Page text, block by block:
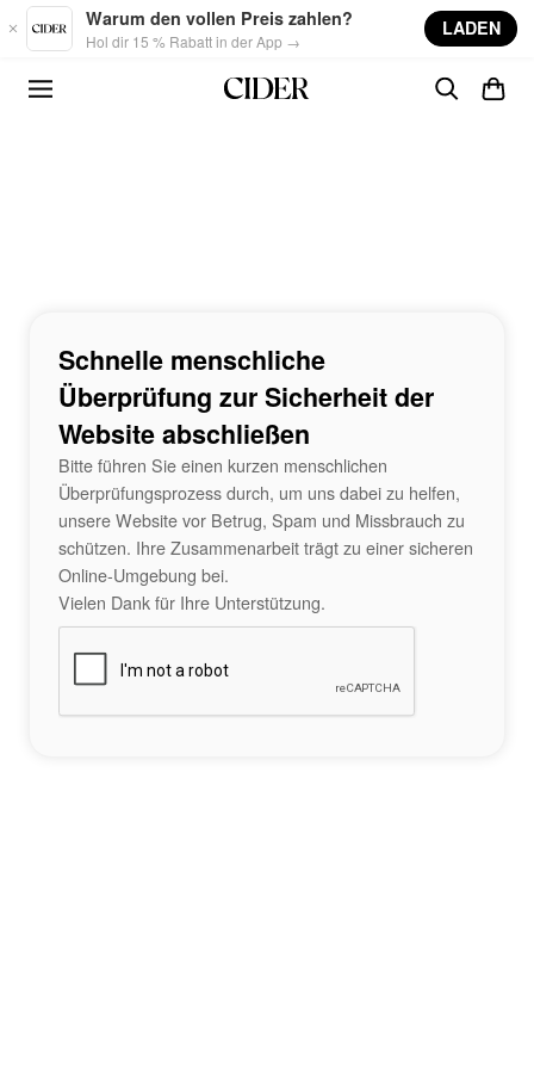
Skip to main content
Warum den vollen Preis zahlen?
Hol dir 15 % Rabatt in der App →
LADEN
Schnelle menschliche
Überprüfung zur Sicherheit der
Website abschließen
Bitte führen Sie einen kurzen menschlichen
Überprüfungsprozess durch, um uns dabei zu helfen,
unsere Website vor Betrug, Spam und Missbrauch zu
schützen. Ihre Zusammenarbeit trägt zu einer sicheren
Online-Umgebung bei.
Vielen Dank für Ihre Unterstützung.